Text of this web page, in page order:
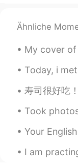
happy
Zoe
CN EN
我们喜
party 晚
看看花火
party 晚
Ähnliche
My cover of “Helplessly
Today, i met with a friend
寿司很好吃！每星期二，我妈妈做寿司给我吃。她用牛油果，鸡
Took photos of the snow
Your English pronunciation
I am practing for the new